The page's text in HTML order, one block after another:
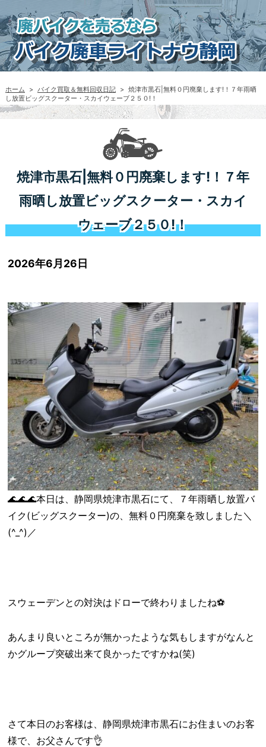
ホーム > バイク買取＆無料回収日記 > 焼津市黒石|無料０円廃棄します!！７年雨晒
し放置ビッグスクーター・スカイウェーブ２５０!！
焼津市黒石|無料０円廃棄します!！７年
雨晒し放置ビッグスクーター・スカイ
ウェーブ２５０!！
2026年6月26日
🌊🌊🌊本日は、静岡県焼津市黒石にて、７年雨晒し放置バ
イク(ビッグスクーター)の、無料０円廃棄を致しました＼
(^_^)／
スウェーデンとの対決はドローで終わりましたね⚽️
あんまり良いところが無かったような気もしますがなんと
かグループ突破出来て良かったですかね(笑)
さて本日のお客様は、静岡県焼津市黒石にお住まいのお客
様で、お父さんです👌